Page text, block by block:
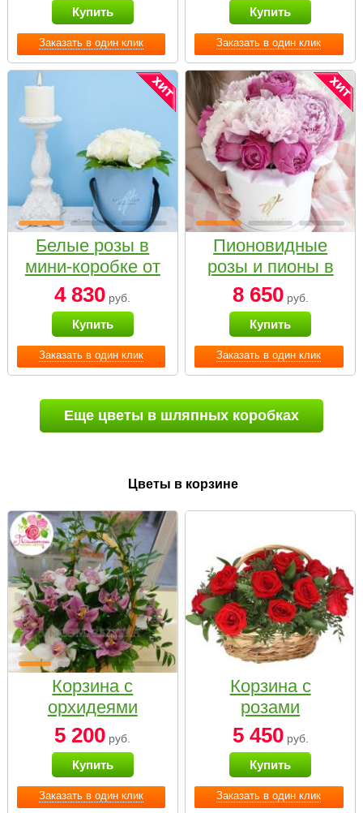
Заказать в один клик
Купить
Заказать в один клик
Купить
Заказать в один клик
Белые розы в
мини-коробке от
Bella Fiori
4 830 руб.
Купить
Заказать в один клик
Пионовидные
розы и пионы в
белой коробке
Small
8 650руб.
Купить
Еще цветы в шляпных коробках
Цветы в корзине
Заказать в один клик
Корзина с
орхидеями
малая
5 200 руб.
Купить
Заказать в один клик
Корзина с
розами
«Красный
Париж»
5 450руб.
Купить